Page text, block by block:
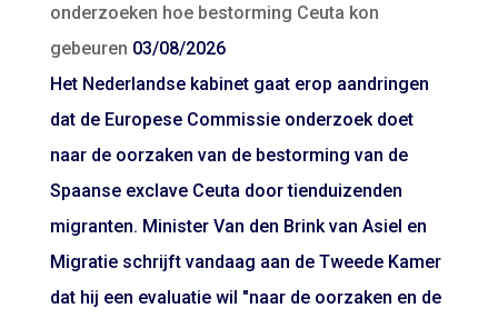
onderzoeken hoe bestorming Ceuta kon
gebeuren 03/08/2026
Het Nederlandse kabinet gaat erop aandringen
dat de Europese Commissie onderzoek doet
naar de oorzaken van de bestorming van de
Spaanse exclave Ceuta door tienduizenden
migranten. Minister Van den Brink van Asiel en
Migratie schrijft vandaag aan de Tweede Kamer
dat hij een evaluatie wil "naar de oorzaken en de